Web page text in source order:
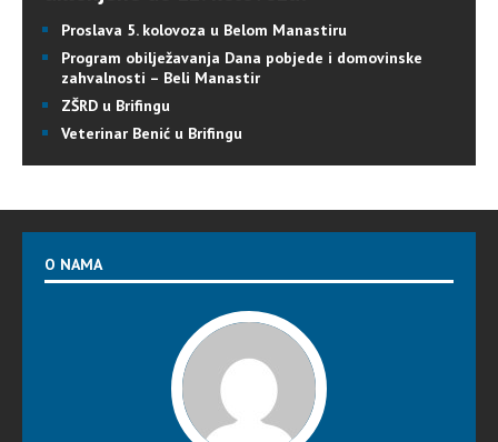
Proslava 5. kolovoza u Belom Manastiru
Program obilježavanja Dana pobjede i domovinske
zahvalnosti – Beli Manastir
ZŠRD u Brifingu
Veterinar Benić u Brifingu
O NAMA